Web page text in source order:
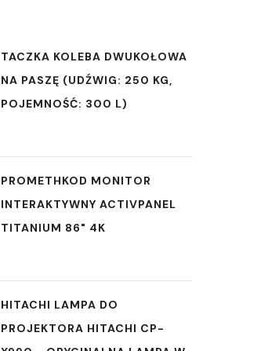
TACZKA KOLEBA DWUKOŁOWA
NA PASZĘ (UDŹWIG: 250 KG,
POJEMNOŚĆ: 300 L)
PROMETHKOD MONITOR
INTERAKTYWNY ACTIVPANEL
TITANIUM 86" 4K
HITACHI LAMPA DO
PROJEKTORA HITACHI CP-